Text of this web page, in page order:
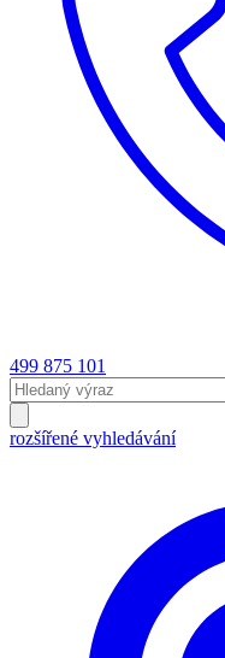
499 875 101
rozšířené vyhledávání